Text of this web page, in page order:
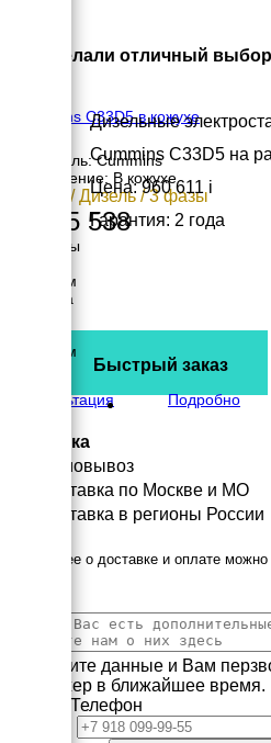
Cummins C33D5 в кожухе
Двигатель: Cummins
Исполнение: В кожухе
24 кВт / Дизель / 3 фазы
1 245 538
Размеры
2242 мм
Ширина
1513 мм
Консультация
Подробно
Вы сделали отличный
Дизельные
Cummins C33D5 на
Цена: 960 611 i
Гарантия: 2 года
Быстрый заказ
Доставка
Самовывоз
Доставка по Москве и МО
Доставка в регионы России
Подробнее о доставке и оплате
Заполните данные и Вам
менеджер в ближайшее время.
Телефон